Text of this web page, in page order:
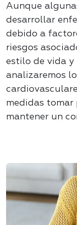
Aunque
desarrollar
debido a
riesgos
estilo de vida y
analizaremos
medidas tomar
mantener un